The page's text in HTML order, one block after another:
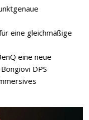
eine gleichmäßige
eine neue
DPS